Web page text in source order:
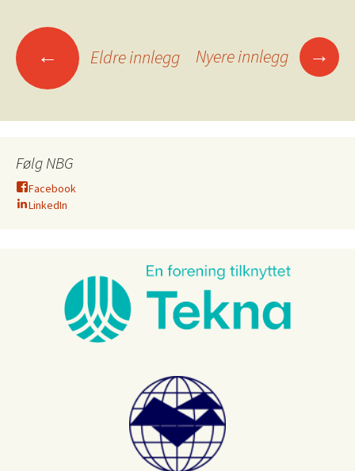
Innleggsnavigasjon
← Eldre innlegg Nyere innlegg →
Følg NBG
Facebook
LinkedIn